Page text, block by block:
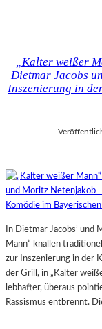
„Kalter weißer
Dietmar Jacobs
Inszenierung in
In Dietmar Jacobs’
Mann“ knallen
zur Inszenierung in der
der Grill, in „Kalter
lebhafter, überaus
Rassismus entbrennt.